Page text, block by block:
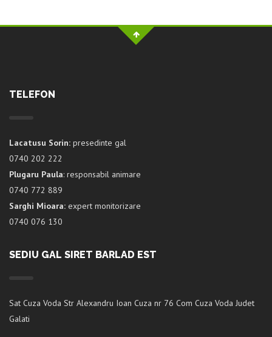
TELEFON
Lacatusu Sorin: presedinte gal
0740 202 222
Plugaru Paula: responsabil animare
0740 772 889
Sarghi Mioara: expert monitorizare
0740 076 130
SEDIU GAL SIRET BARLAD EST
Sat Cuza Voda Str Alexandru Ioan Cuza nr 76 Com Cuza Voda Judet
Galati